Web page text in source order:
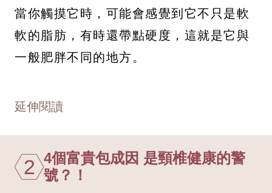
當你觸摸它時，可能會感覺到它不只是軟
軟的脂肪，有時還帶點硬度，這就是它與
一般肥胖不同的地方。
延伸閱讀
2 4個富貴包成因 是頸椎健康的警
號？！